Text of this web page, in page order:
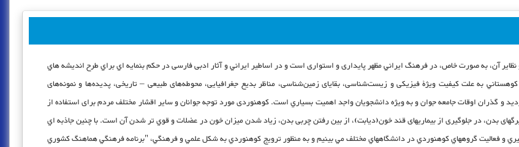
نظاير آن، به صورت خاص، در فرهنگ ایراني مظهر پایداری و استواری است و در اساطير ايراني و آثار ادبی فارسی در حكم بنمايه اي براي طرح انديشه هاي
به علت کیفیت ویژۀ فیزیکی و زیست‌شناسی، بقایای زمین‌شناسی، مناظر بدیع جغرافیایی، محوطه‌های طبیعی – تاریخی، پدیده‌ها و نمونه‌های
و گذران اوقات جامعه جوان و به ويژه دانشجويان واجد اهميت بسياري است. کوهنوردی مورد توجه جوانان و سایر اقشار مختلف مردم برای استفاده از
بدن، در جلوگیری از بیماریهای قند خون(دیابت)، از بین رفتن چربی بدن، زیاد شدن میزان خون در عضلات و قوي تر شدن آن است. با چنين جاذبه اي
و فعاليت گروههاي کوهنوردي در دانشگاههاي مختلف مي بينيم و به منظور ترويج کوهنوردي به شکل علمي و فرهنگي، "برنامه‌ فرهنگي هماهنگ كشوري